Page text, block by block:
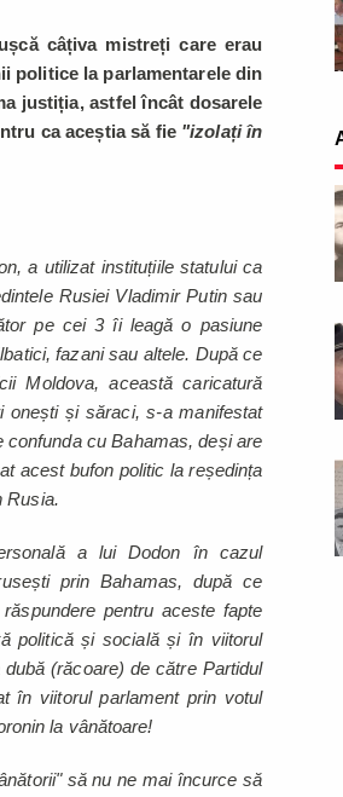
câțiva mistreți care erau
politice la parlamentarele din
justiția, astfel încât dosarele
ca aceștia să fie"izolați în
a utilizat instituțiile statului ca
Rusiei Vladimir Putin sau
pe cei 3 îi leagă o pasiune
fazani sau altele. După ce
Moldova, această caricatură
onești și săraci, s-a manifestat
cu Bahamas, deși are
acest bufon politic la reședința
Rusia.
a lui Dodon în cazul
prin Bahamas, după ce
pentru aceste fapte
politică și socială și în viitorul
(răcoare) de către Partidul
în viitorul parlament prin votul
la vânătoare!
să nu ne mai încurce să